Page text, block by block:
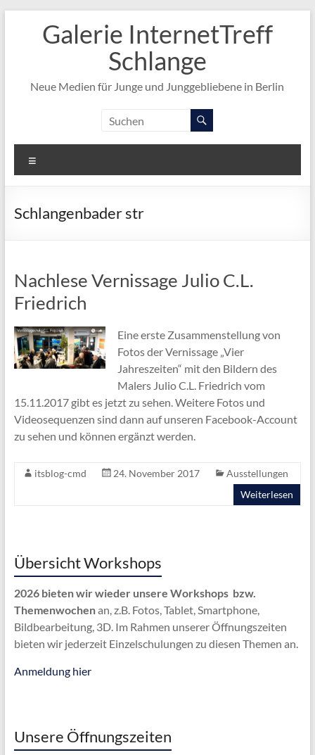
springenGalerie InternetTreff
Schlange
Neue Medien für Junge und Junggebliebene in Berlin
Schlangenbader str
Nachlese Vernissage Julio C.L.
Friedrich
Eine erste Zusammenstellung von
Fotos der Vernissage „Vier
Jahreszeiten“ mit den Bildern des
Malers Julio C.L. Friedrich vom
15.11.2017 gibt es jetzt zu sehen. Weitere Fotos und
Videosequenzen sind dann auf unseren Facebook-Account
zu sehen und können ergänzt werden.
itsblog-cmd 24. November 2017
Ausstellungen
Weiterlesen
Übersicht Workshops
2026 bieten wir wieder unsere Workshops bzw.
Themenwochenan, z.B. Fotos, Tablet, Smartphone,
Bildbearbeitung, 3D. Im Rahmen unserer Öffnungszeiten
bieten wir jederzeit Einzelschulungen zu diesen Themen an.
Anmeldung hier
Unsere Öffnungszeiten